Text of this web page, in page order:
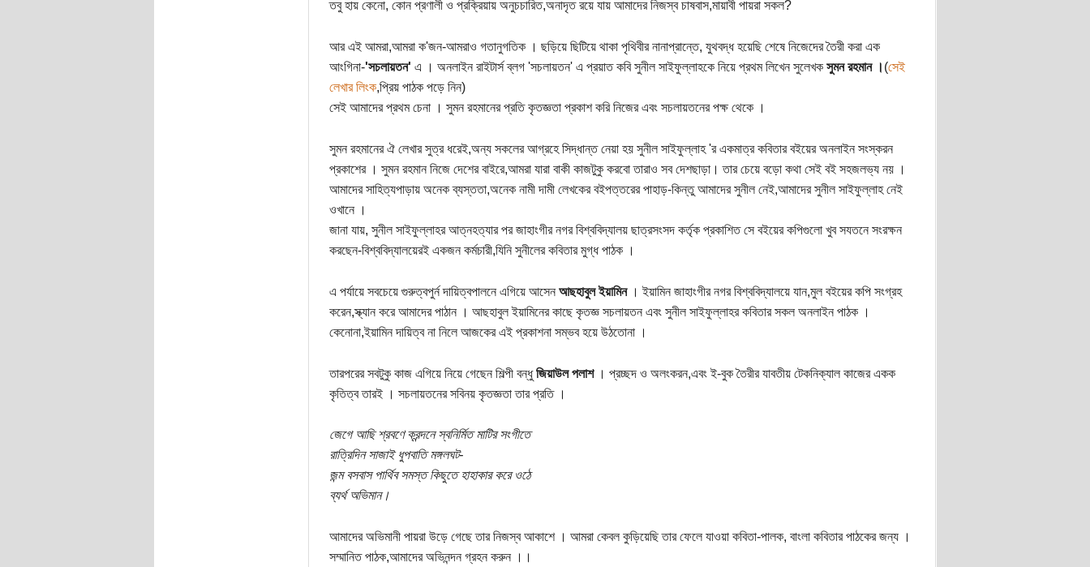
তবু হায় কেনো, কোন প্রণালী ও প্রক্রিয়ায় অনুচচারিত,অনাদৃত রয়ে যায় আমাদের নিজস্ব চাষবাস,মায়াবী পায়রা সকল?
আর এই আমরা,আমরা ক'জন-আমরাও গতানুগতিক । ছড়িয়ে ছিটিয়ে থাকা পৃথিবীর নানাপ্রান্তে, যুথবদ্ধ হয়েছি শেষে নিজেদের তৈরী করা এক
আংগিনা-'সচলায়তন' এ । অনলাইন রাইটার্স ব্লগ 'সচলায়তন' এ প্রয়াত কবি সুনীল সাইফুল্লাহকে নিয়ে প্রথম লিখেন সুলেখক সুমন রহমান । (সেই
লেখার লিংক,প্রিয় পাঠক পড়ে নিন)
সেই আমাদের প্রথম চেনা । সুমন রহমানের প্রতি কৃতজ্ঞতা প্রকাশ করি নিজের এবং সচলায়তনের পক্ষ থেকে ।
সুমন রহমানের ঐ লেখার সুত্র ধরেই,অন্য সকলের আগ্রহে সিদ্ধান্ত নেয়া হয় সুনীল সাইফুল্লাহ 'র একমাত্র কবিতার বইয়ের অনলাইন সংস্করন
প্রকাশের । সুমন রহমান নিজে দেশের বাইরে,আমরা যারা বাকী কাজটুকু করবো তারাও সব দেশছাড়া। তার চেয়ে বড়ো কথা সেই বই সহজলভ্য নয় ।
আমাদের সাহিত্যপাড়ায় অনেক ব্যস্ততা,অনেক নামী দামী লেখকের বইপত্তরের পাহাড়-কিন্তু আমাদের সুনীল নেই,আমাদের সুনীল সাইফুল্লাহ নেই
ওখানে ।
জানা যায়, সুনীল সাইফুল্লাহর আত্নহত্যার পর জাহাংগীর নগর বিশ্ববিদ্যালয় ছাত্রসংসদ কর্তৃক প্রকাশিত সে বইয়ের কপিগুলো খুব সযতনে সংরক্ষন
করছেন-বিশ্ববিদ্যালয়েরই একজন কর্মচারী,যিনি সুনীলের কবিতার মুগ্ধ পাঠক ।
এ পর্যায়ে সবচেয়ে গুরুত্বপুর্ন দায়িত্বপালনে এগিয়ে আসেন আছহাবুল ইয়ামিন। ইয়ামিন জাহাংগীর নগর বিশ্ববিদ্যালয়ে যান,মুল বইয়ের কপি সংগ্রহ
করেন,স্ক্যান করে আমাদের পাঠান । আছহাবুল ইয়ামিনের কাছে কৃতজ্ঞ সচলায়তন এবং সুনীল সাইফুল্লাহর কবিতার সকল অনলাইন পাঠক ।
কেনোনা,ইয়ামিন দায়িত্ব না নিলে আজকের এই প্রকাশনা সম্ভব হয়ে উঠতোনা ।
তারপরের সবটুকু কাজ এগিয়ে নিয়ে গেছেন শিল্পী বন্ধুজিয়াউল পলাশ । প্রচ্ছদ ও অলংকরন,এবং ই-বুক তৈরীর যাবতীয় টেকনিক্যাল কাজের একক
কৃতিত্ব তারই । সচলায়তনের সবিনয় কৃতজ্ঞতা তার প্রতি ।
জেগে আছি শ্রবণে ক্রন্দনে স্বনির্মিত মাটির সংগীতে
রাত্রিদিন সাজাই ধুপবাতি মঙ্গলঘট-
জন্ম বসবাস পার্থিব সমস্ত কিছুতে হাহাকার করে ওঠে
ব্যর্থ অভিমান।
আমাদের অভিমানী পায়রা উড়ে গেছে তার নিজস্ব আকাশে । আমরা কেবল কুড়িয়েছি তার ফেলে যাওয়া কবিতা-পালক, বাংলা কবিতার পাঠকের জন্য ।
সম্মানিত পাঠক,আমাদের অভিনন্দন গ্রহন করুন ।।